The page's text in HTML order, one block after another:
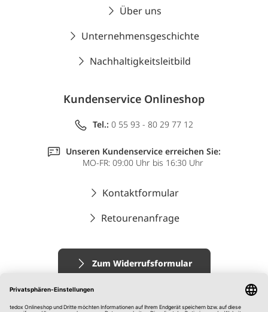
Über uns
Unternehmensgeschichte
Nachhaltigkeitsleitbild
Kundenservice Onlineshop
Tel.: 0 55 93 - 80 29 77 12
Unseren Kundenservice erreichen Sie:
MO-FR: 09:00 Uhr bis 16:30 Uhr
Kontaktformular
Retourenanfrage
Zum Widerrufsformular